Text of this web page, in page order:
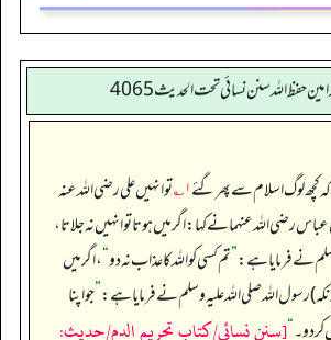
امين حفظ الله سنن نسائي تحت الحديث4065
لوگ اسلام سے پھر گئے۱؎ تو انہیں علی رضی اللہ عنہ
رضی اللہ عنہما نے کہا: اگر میں ہوتا تو انہیں نہ جلاتا،
نے فرمایا ہے:”تم کسی کو اللہ کا عذاب نہ دو“، اگر میں
رسول اللہ صلی اللہ علیہ وسلم نے فرمایا ہے:”جو اپنا
دو۔‏‏‏‏“[سنن نسائي/كتاب تحريم الدم/حدیث: